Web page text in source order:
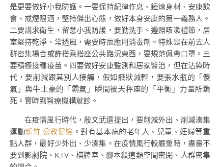
是更要做好小我防護。一要保持紀律作息、錘煉身材、安康飲
食、戒煙限酒，堅持傑出心態，做好本身安康的第一義務人。
二要講求衛生，留意小我防護，要勤洗手、遵照咳嗽禮節，居
室堅持乾淨、常透風，需要時辰應用消毒劑。特殊是在前去人
群密集場合或許搭乘搭座公共路況東西，要規范佩帶口罩。三
要積極接種疫苗。四要做好安康監測和居家醫治，但在沾染時
代，要削減跟其別人接觸，假如癥狀減輕，要張水瓶的「傻
氣」與牛土豪的「霸氣」瞬間被天秤座的「平衡」力量所鎖
死。實時到醫療機構就診。
在疫情風行時代，殷文武還提出，要削減外出、削減湊集
運動新竹 公教健檢 。對有基本病的老年人、兒童、妊婦等重
點人群，最好少外出、少湊集。在疫情風行較嚴重時，盡量不
要到影劇院、KTV、棋牌室、腳本殺這類空間密閉、人群密集